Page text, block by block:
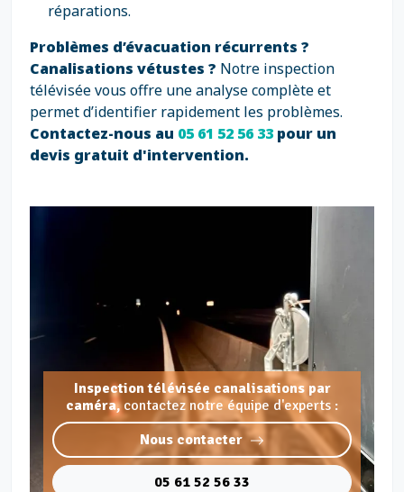
réparations.
Problèmes d’évacuation récurrents ?
Canalisations vétustes ? Notre inspection
télévisée vous offre une analyse complète et
permet d’identifier rapidement les problèmes.
Contactez-nous au 05 61 52 56 33 pour un
devis gratuit d'intervention.
Inspection télévisée canalisations par
caméra,contactez notre équipe d'experts :
Nous contacter
05 61 52 56 33